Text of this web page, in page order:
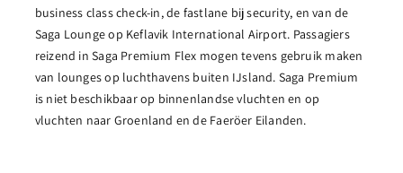
business class check-in, de fastlane bij security, en van de
Saga Lounge op Keflavik International Airport. Passagiers
reizend in Saga Premium Flex mogen tevens gebruik maken
van lounges op luchthavens buiten IJsland. Saga Premium
is niet beschikbaar op binnenlandse vluchten en op
vluchten naar Groenland en de Faeröer Eilanden.